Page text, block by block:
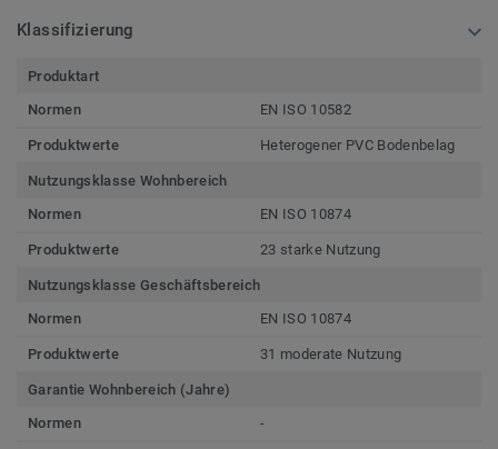
Klassifizierung
Produktart
Normen
EN ISO 10582
Produktwerte Heterogener PVC Bodenbelag
Nutzungsklasse Wohnbereich
Normen
EN ISO 10874
Produktwerte 23 starke Nutzung
Nutzungsklasse Geschäftsbereich
Normen
EN ISO 10874
Produktwerte 31 moderate Nutzung
Garantie Wohnbereich (Jahre)
Normen
-